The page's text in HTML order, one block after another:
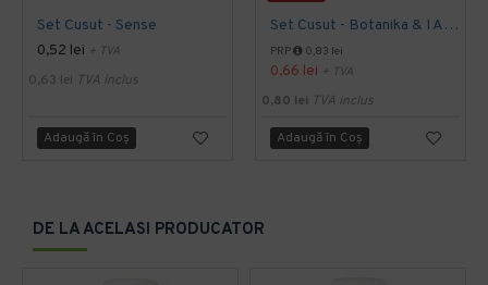
Set Cusut - Sense
0,52 lei + TVA
0,63 lei TVA inclus
Adaugă în Coş
Set Cusut - Botanika & I Am You
PRP 0,83 lei
0,66 lei + TVA
0,80 lei TVA inclus
Adaugă în Coş
DE LA ACELASI PRODUCATOR